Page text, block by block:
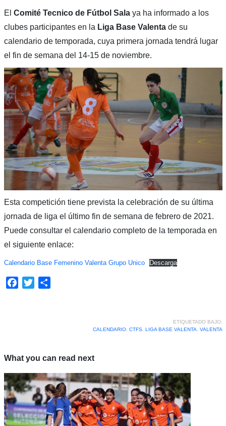
El Comité Tecnico de Fútbol Salaya ha informado a los
clubes participantes en la Liga Base Valenta de su
calendario de temporada, cuya primera jornada tendrá lugar
el fin de semana del 14-15 de noviembre.
Esta competición tiene prevista la celebración de su última
jornada de liga el último fin de semana de febrero de 2021.
Puede consultar el calendario completo de la temporada en
el siguiente enlace:
Calendario Base Femenino Valenta Grupo Unico Descarga
Facebook
Twitter
ETIQUETADO BAJO:
CALENDARIO, CTFS, LIGA BASE VALENTA, VALENTA
What you can read next